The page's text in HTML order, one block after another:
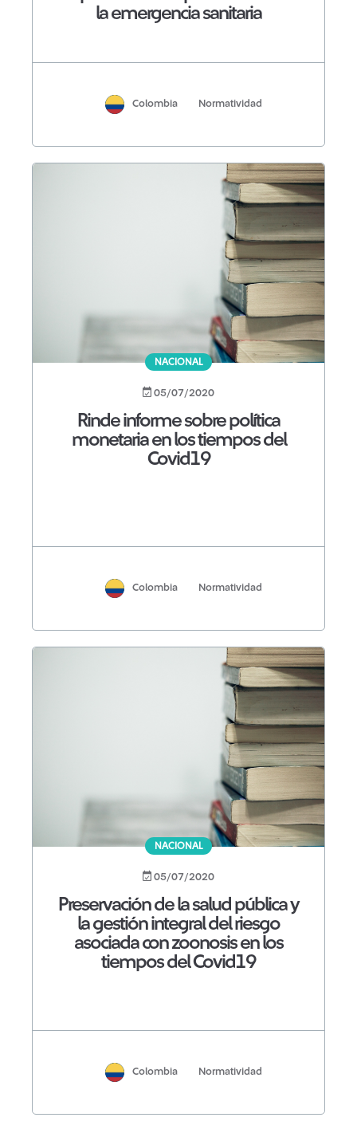
la emergencia sanitaria
Colombia Normatividad
NACIONAL
05/07/2020
Rinde informe sobre política
monetaria en los tiempos del
Covid19
Colombia Normatividad
NACIONAL
05/07/2020
Preservación de la salud pública y
la gestión integral del riesgo
asociada con zoonosis en los
tiempos del Covid19
Colombia Normatividad